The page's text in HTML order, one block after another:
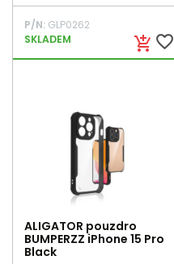
add_shopping_cart favorite_border
P/N: GLP0262
SKLADEM
ALIGATOR pouzdro
BUMPERZZ iPhone 15 Pro
Black